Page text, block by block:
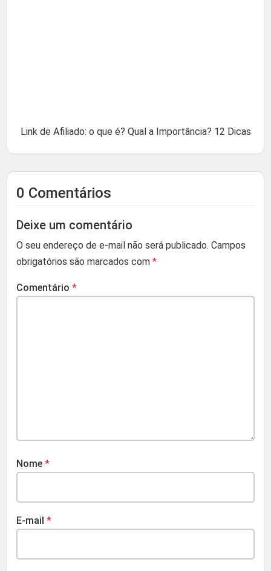
Link de Afiliado: o que é? Qual a Importância? 12 Dicas
0 Comentários
Deixe um comentário
O seu endereço de e-mail não será publicado. Campos
obrigatórios são marcados com *
Comentário *
Nome *
E-mail *